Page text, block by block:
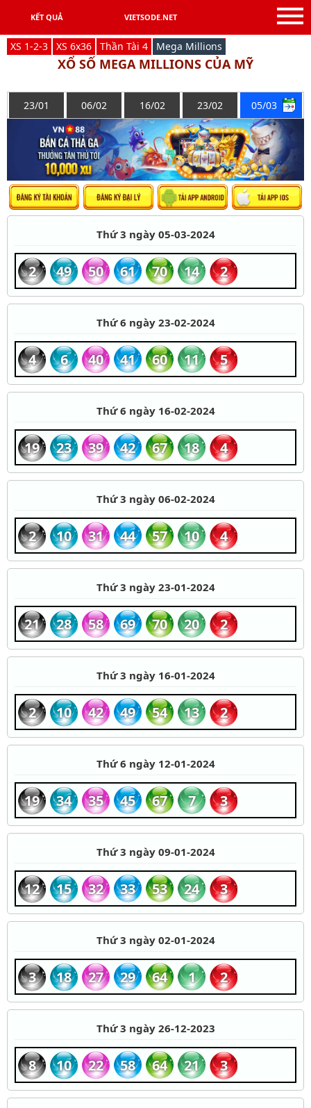
KẾT QUẢ VIETSODE.NET
XS 1-2-3 XS 6x36 Thần Tài 4 Mega Millions
XỔ SỐ MEGA MILLIONS CỦA MỸ
23/01 06/02 16/02 23/02 05/03
Thứ 3 ngày 05-03-2024
2 49 50 61 70 14 2
Thứ 6 ngày 23-02-2024
4 6 40 41 60 11 5
Thứ 6 ngày 16-02-2024
19 23 39 42 67 18 4
Thứ 3 ngày 06-02-2024
2 10 31 44 57 10 4
Thứ 3 ngày 23-01-2024
21 28 58 69 70 20 2
Thứ 3 ngày 16-01-2024
2 10 42 49 54 13 2
Thứ 6 ngày 12-01-2024
19 34 35 45 67 7 3
Thứ 3 ngày 09-01-2024
12 15 32 33 53 24 3
Thứ 3 ngày 02-01-2024
3 18 27 29 64 1 2
Thứ 3 ngày 26-12-2023
8 10 22 58 64 21 3